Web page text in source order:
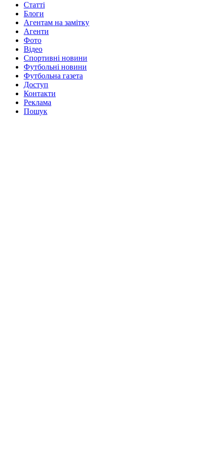
Статті
Блоги
Агентам на замітку
Агенти
Фото
Відео
Спортивні новини
Футбольні новини
Футбольна газета
Доступ
Контакти
Реклама
Пошук